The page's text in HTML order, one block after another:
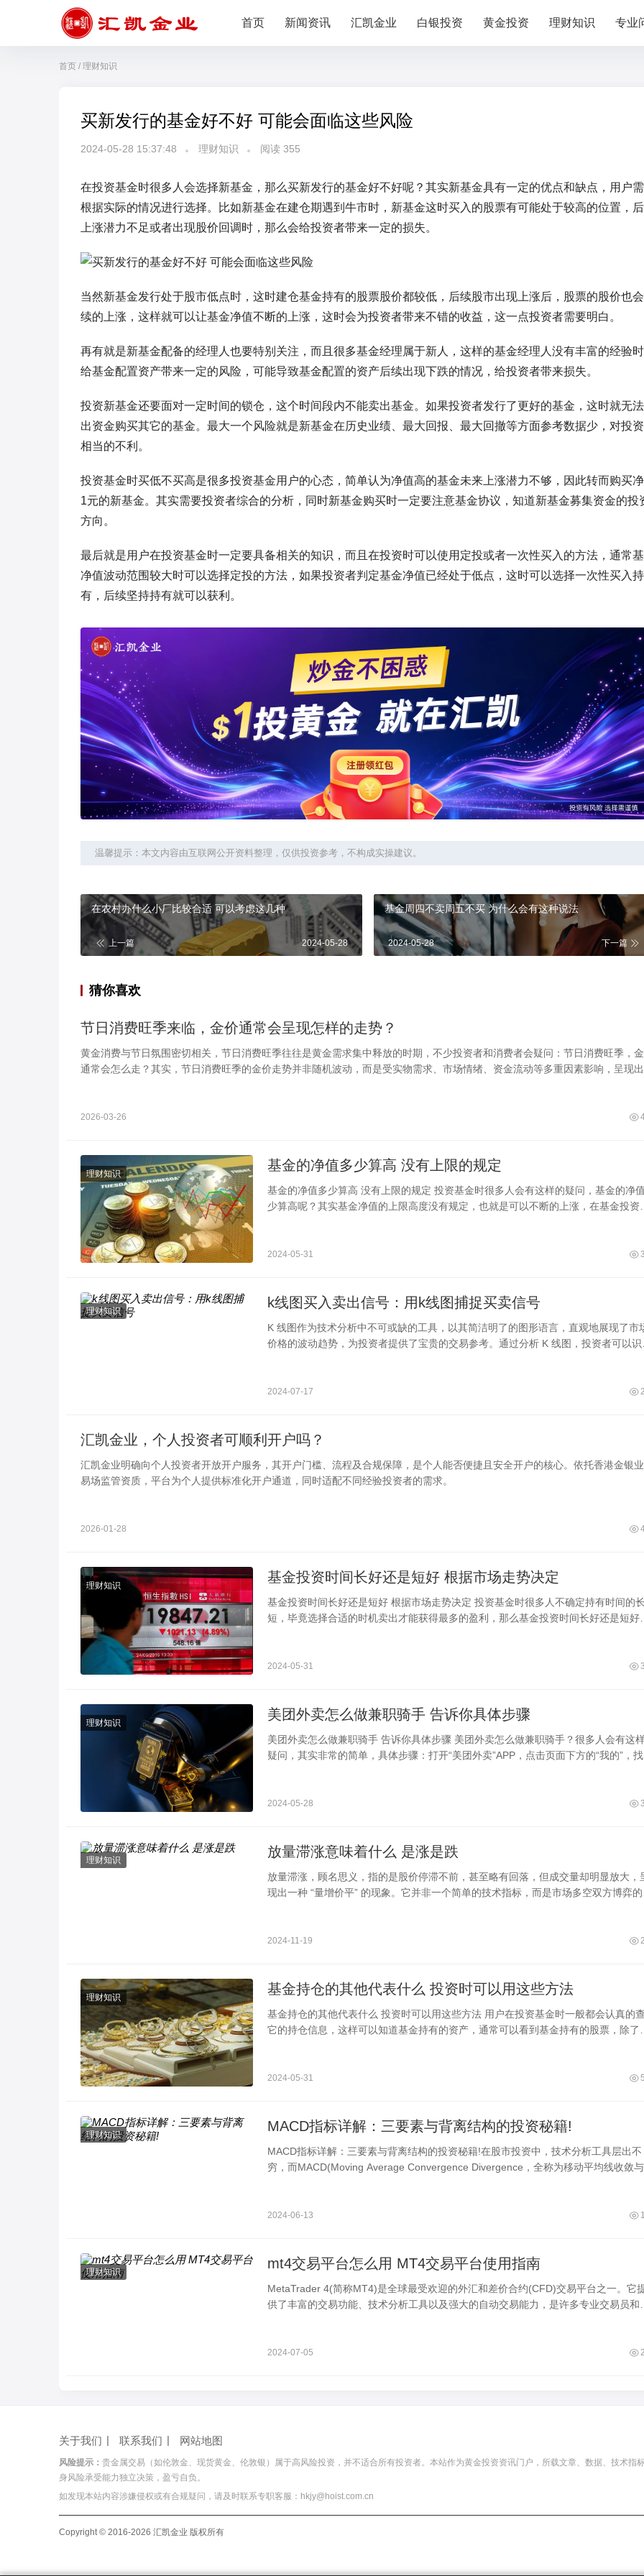
首页 新闻资讯 汇凯金业 白银投资 黄金投资 理财知识 专业
首页 / 理财知识
买新发行的基金好不好 可能会面临这些风险
2024-05-28 15:37:48 理财知识 阅读 355
在投资基金时很多人会选择新基金，那么买新发行的基金好不好呢？其实新基金具有一定的优点和缺点，用户
根据实际的情况进行选择。比如新基金在建仓期遇到牛市时，新基金这时买入的股票有可能处于较高的位置，
上涨潜力不足或者出现股价回调时，那么会给投资者带来一定的损失。
当然新基金发行处于股市低点时，这时建仓基金持有的股票股价都较低，后续股市出现上涨后，股票的股价也
续的上涨，这样就可以让基金净值不断的上涨，这时会为投资者带来不错的收益，这一点投资者需要明白。
再有就是新基金配备的经理人也要特别关注，而且很多基金经理属于新人，这样的基金经理人没有丰富的经验
给基金配置资产带来一定的风险，可能导致基金配置的资产后续出现下跌的情况，给投资者带来损失。
投资新基金还要面对一定时间的锁仓，这个时间段内不能卖出基金。如果投资者发行了更好的基金，这时就无
出资金购买其它的基金。最大一个风险就是新基金在历史业绩、最大回报、最大回撤等方面参考数据少，对投
相当的不利。
投资基金时买低不买高是很多投资基金用户的心态，简单认为净值高的基金未来上涨潜力不够，因此转而购买
1元的新基金。其实需要投资者综合的分析，同时新基金购买时一定要注意基金协议，知道新基金募集资金的投
方向。
最后就是用户在投资基金时一定要具备相关的知识，而且在投资时可以使用定投或者一次性买入的方法，通常
净值波动范围较大时可以选择定投的方法，如果投资者判定基金净值已经处于低点，这时可以选择一次性买入持
有，后续坚持持有就可以获利。
温馨提示：本文内容由互联网公开资料整理，仅供投资参考，不构成实操建议。
在农村办什么小厂比较合适 可以考虑这几种
上一篇 2024-05-28
基金周四不卖周五不买 为什么会有这种说法
2024-05-28 下一篇
猜你喜欢
节日消费旺季来临，金价通常会呈现怎样的走势？
黄金消费与节日氛围密切相关，节日消费旺季往往是黄金需求集中释放的时期，不少投资者和消费者会疑问：节日消费旺季，
通常会怎么走？其实，节日消费旺季的金价走势并非随机波动，而是受实物需求、市场情绪、资金流动等多重因素影响，呈现出
2026-03-26
理财知识
基金的净值多少算高 没有上限的规定
基金的净值多少算高 没有上限的规定 投资基金时很多人会有这样的疑问，基金的净值多
少算高呢？其实基金净值的上限高度没有规定，也就是可以不断的上涨，在基金投资的
2024-05-31
理财知识
k线图买入卖出信号：用k线图捕捉买卖信号
K 线图作为技术分析中不可或缺的工具，以其简洁明了的图形语言，直观地展现了市
价格的波动趋势，为投资者提供了宝贵的交易参考。通过分析 K 线图，投资者可以识
2024-07-17
汇凯金业，个人投资者可顺利开户吗？
汇凯金业明确向个人投资者开放开户服务，其开户门槛、流程及合规保障，是个人能否便捷且安全开户的核心。依托香港金银
易场监管资质，平台为个人提供标准化开户通道，同时适配不同经验投资者的需求。
2026-01-28
理财知识
基金投资时间长好还是短好 根据市场走势决定
基金投资时间长好还是短好 根据市场走势决定 投资基金时很多人不确定持有时间的长
短，毕竟选择合适的时机卖出才能获得最多的盈利，那么基金投资时间长好还是短好？
2024-05-31
理财知识
美团外卖怎么做兼职骑手 告诉你具体步骤
美团外卖怎么做兼职骑手 告诉你具体步骤 美团外卖怎么做兼职骑手？很多人会有这样的
疑问，其实非常的简单，具体步骤：打开“美团外卖”APP，点击页面下方的“我的”，找
2024-05-28
理财知识
放量滞涨意味着什么 是涨是跌
放量滞涨，顾名思义，指的是股价停滞不前，甚至略有回落，但成交量却明显放大，
现出一种 “量增价平” 的现象。它并非一个简单的技术指标，而是市场多空双方博弈的
2024-11-19
理财知识
基金持仓的其他代表什么 投资时可以用这些方法
基金持仓的其他代表什么 投资时可以用这些方法 用户在投资基金时一般都会认真的查看
它的持仓信息，这样可以知道基金持有的资产，通常可以看到基金持有的股票，除了股
2024-05-31
理财知识
MACD指标详解：三要素与背离结构的投资秘籍!
MACD指标详解：三要素与背离结构的投资秘籍!在股市投资中，技术分析工具层出不
穷，而MACD(Moving Average Convergence Divergence，全称为移动平均线收敛与
2024-06-13
理财知识
mt4交易平台怎么用 MT4交易平台使用指南
MetaTrader 4(简称MT4)是全球最受欢迎的外汇和差价合约(CFD)交易平台之一。它
供了丰富的交易功能、技术分析工具以及强大的自动交易能力，是许多专业交易员和新
2024-07-05
关于我们 联系我们 网站地图
风险提示： 贵金属交易（如伦敦金、现货黄金、伦敦银）属于高风险投资，并不适合所有投资者。本站作为黄金投资资讯门户，所载文章、数据、技术指
身风险承受能力独立决策，盈亏自负。
如发现本站内容涉嫌侵权或有合规疑问，请及时联系专职客服：hkjy@hoist.com.cn
Copyright © 2016-2026 汇凯金业 版权所有